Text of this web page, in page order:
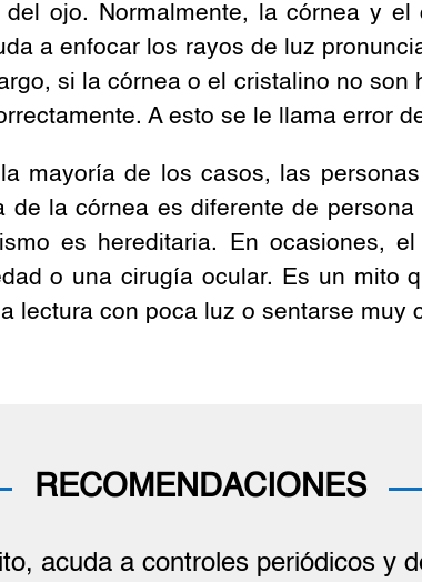
ojo. Normalmente, la córnea y
a enfocar los rayos de luz
si la córnea o el cristalino no son
A esto se le llama error
mayoría de los casos, las
la córnea es diferente de
es hereditaria. En ocasiones,
o una cirugía ocular. Es un mito
lectura con poca luz o sentarse muy
RECOMENDACIONES
acuda a controles periódicos y